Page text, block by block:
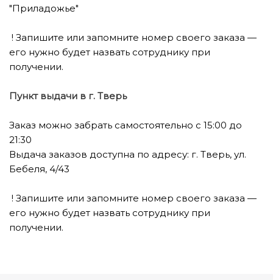
"Приладожье"
! Запишите или запомните номер своего заказа —
его нужно будет назвать сотруднику при
получении.
Пункт выдачи в г. Тверь
Заказ можно забрать самостоятельно с 15:00 до
21:30
Выдача заказов доступна по адресу: г. Тверь, ул.
Бебеля, 4/43
! Запишите или запомните номер своего заказа —
его нужно будет назвать сотруднику при
получении.